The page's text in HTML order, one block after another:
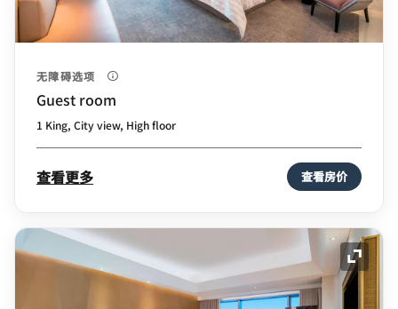
无障碍选项
Guest room
1 King, City view, High floor
查看更多 查看房价
展开